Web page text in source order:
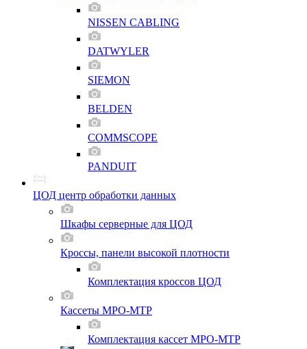
NISSEN CABLING
DATWYLER
SIEMON
BELDEN
COMMSCOPE
PANDUIT
ЦОД центр обработки данных
Шкафы серверные для ЦОД
Кроссы, панели высокой плотности
Комплектация кроссов ЦОД
Кассеты MPO-MTP
Комплектация кассет MPO-MTP